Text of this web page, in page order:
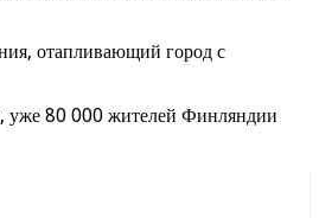
отапливающий город с
уже 80 000 жителей Финляндии